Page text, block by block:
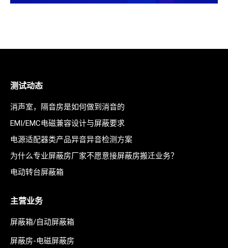
测试动态
消声室，隔音房是如何做到消音的
EMI/EMC电磁兼容设计与屏蔽要求
电源适配器类产品异音异音检测方案
为什么专业屏蔽房厂家不愿意接屏蔽房搬迁业务？
电动转台屏蔽箱
主营业务
屏蔽箱/自动屏蔽箱
屏蔽房-电磁屏蔽房